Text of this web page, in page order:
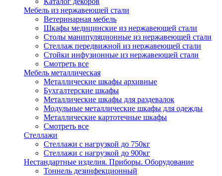
Мебель из нержавеющей стали
Ветеринарная мебель
Шкафы медицинские из нержавеющей стали
Столы манипуляционные из нержавеющей стали
Стеллаж передвижной из нержавеющей стали
Стойки инфузионные из нержавеющей стали
Смотреть все
Мебель металлическая
Металлические шкафы архивные
Бухгалтерские шкафы
Металлические шкафы для раздевалок
Модульные металлические шкафы для одежды
Металлические картотечные шкафы
Смотреть все
Стеллажи
Стеллажи с нагрузкой до 750кг
Стеллажи с нагрузкой до 900кг
Нестандартные изделия. Приборы. Оборудование
Тоннель дезинфекционный